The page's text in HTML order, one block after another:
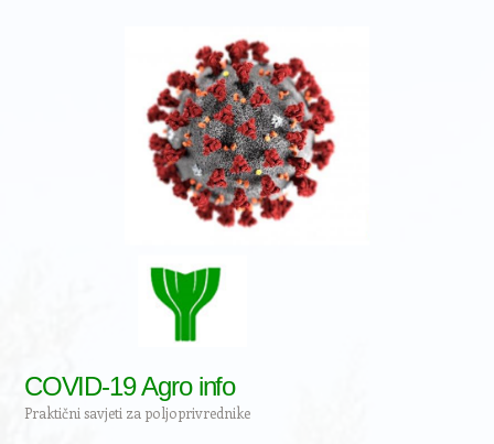
COVID-19 Agro info
Praktični savjeti za poljoprivrednike